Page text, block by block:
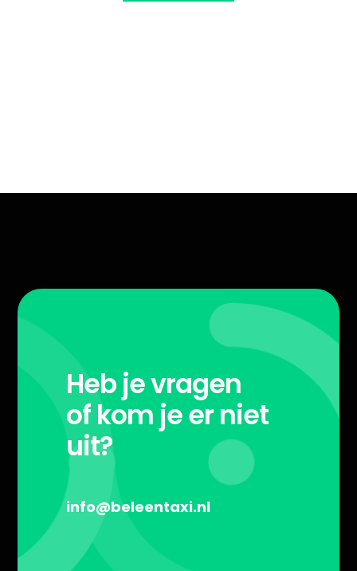
Heb je vragen
of kom je er niet
uit?
info@beleentaxi.nl